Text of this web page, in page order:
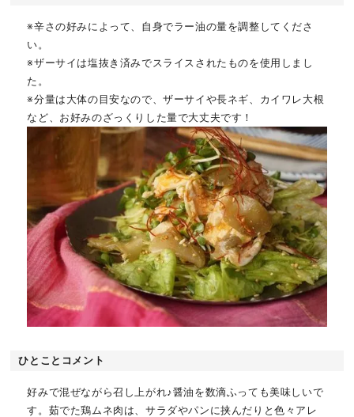
※辛さの好みによって、自身でラー油の量を調整してくださ
い。
※ザーサイは塩抜き済みでスライスされたものを使用しまし
た。
※分量は大体の目安なので、ザーサイや長ネギ、カイワレ大根
など、お好みのざっくりした量で大丈夫です！
ひとことコメント
好みで混ぜながら召し上がれ♪醤油を数滴ふっても美味しいで
す。茹でた鶏ムネ肉は、サラダやパンに挟んだりと色々アレ